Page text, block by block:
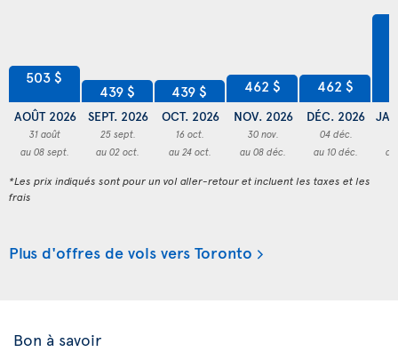
503 $
AOÛT 2026
31 août
au 08 sept.
439 $
SEPT. 2026
25 sept.
au 02 oct.
439 $
OCT. 2026
16 oct.
au 24 oct.
462 $
NOV. 2026
30 nov.
au 08 déc.
462 $
DÉC. 2026
04 déc.
au 10 déc.
*Les prix indiqués sont pour un vol aller-retour et incluent les taxes et les
frais
Plus d'offres de vols vers Toronto
Bon à savoir